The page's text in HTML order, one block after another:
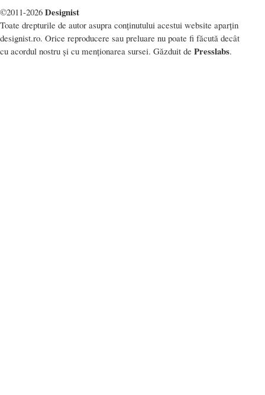
©2011-2026 Designist
Toate drepturile de autor asupra conținutului acestui website aparțin
designist.ro. Orice reproducere sau preluare nu poate fi făcută decât
cu acordul nostru și cu menționarea sursei. Găzduit de Presslabs.